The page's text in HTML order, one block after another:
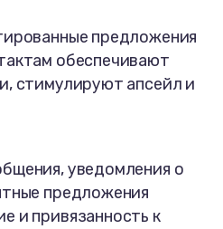
предложения
обеспечивают
стимулируют апсейл и
уведомления о
предложения
и привязанность к